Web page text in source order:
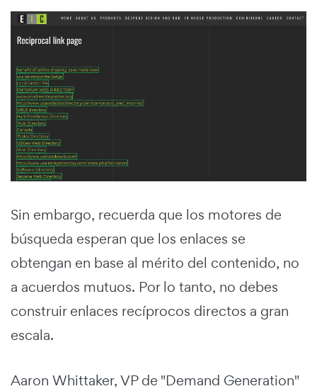
Sin embargo, recuerda que los motores de
búsqueda esperan que los enlaces se
obtengan en base al mérito del contenido, no
a acuerdos mutuos. Por lo tanto, no debes
construir enlaces recíprocos directos a gran
escala.
Aaron Whittaker, VP de "Demand Generation"